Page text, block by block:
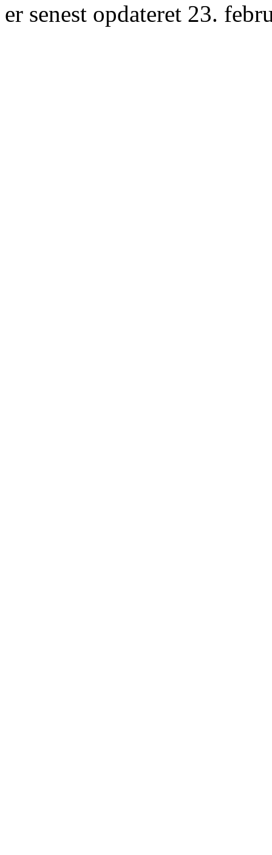
er senest opdateret 23.